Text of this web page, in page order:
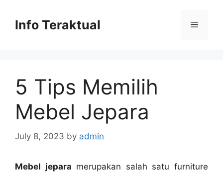
contentInfo Teraktual Menu
5 Tips Memilih
Mebel Jepara
July 8, 2023 by admin
Mebel jepara merupakan salah satu furniture